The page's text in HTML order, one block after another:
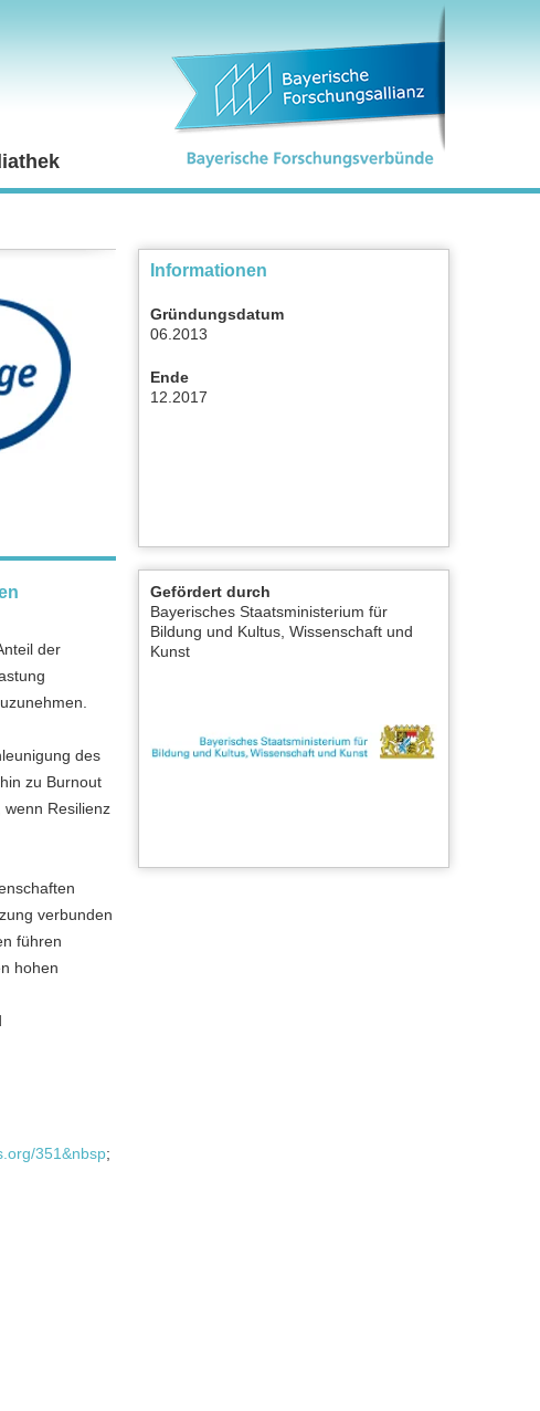
der
des
zu Burnout
Resilienz
verbunden
führen
hohen
351&nbsp;
Informationen
Gründungsdatum
06.2013
Ende
12.2017
Gefördert durch
Bayerisches Staatsministerium für
Bildung und Kultus, Wissenschaft und
Kunst